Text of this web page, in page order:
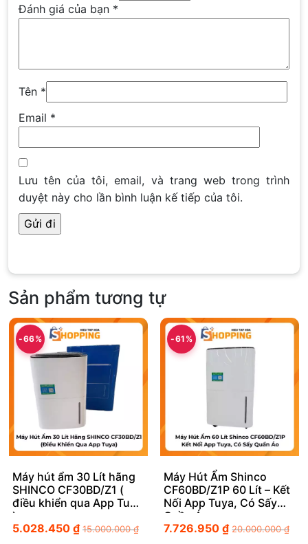
Đánh giá của bạn *
Tên *
Email *
Lưu tên của tôi, email, và trang web trong trình
duyệt này cho lần bình luận kế tiếp của tôi.
Sản phẩm tương tự
-66%
Máy hút ẩm 30 Lít hãng
SHINCO CF30BD/Z1 (
điều khiển qua App Tuya
)
5.028.450 ₫ 15.000.000₫
-61%
Máy Hút Ẩm Shinco
CF60BD/Z1P 60 Lít – Kết
Nối App Tuya, Có Sấy
Quần Áo
7.726.950₫ 20.000.000₫